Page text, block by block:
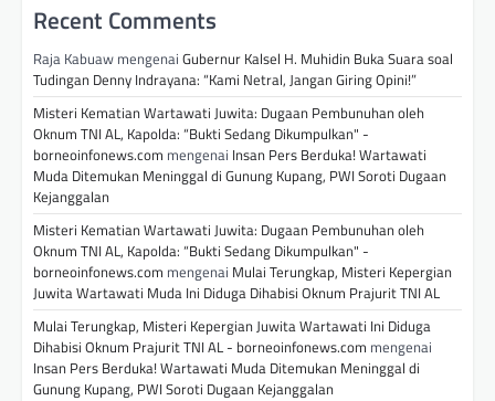
Recent Comments
Raja Kabuaw mengenai Gubernur Kalsel H. Muhidin Buka Suara soal
Tudingan Denny Indrayana: “Kami Netral, Jangan Giring Opini!”
Misteri Kematian Wartawati Juwita: Dugaan Pembunuhan oleh
Oknum TNI AL, Kapolda: “Bukti Sedang Dikumpulkan" -
borneoinfonews.com mengenai Insan Pers Berduka! Wartawati
Muda Ditemukan Meninggal di Gunung Kupang, PWI Soroti Dugaan
Kejanggalan
Misteri Kematian Wartawati Juwita: Dugaan Pembunuhan oleh
Oknum TNI AL, Kapolda: “Bukti Sedang Dikumpulkan" -
borneoinfonews.com mengenai Mulai Terungkap, Misteri Kepergian
Juwita Wartawati Muda Ini Diduga Dihabisi Oknum Prajurit TNI AL
Mulai Terungkap, Misteri Kepergian Juwita Wartawati Ini Diduga
Dihabisi Oknum Prajurit TNI AL - borneoinfonews.com mengenai
Insan Pers Berduka! Wartawati Muda Ditemukan Meninggal di
Gunung Kupang, PWI Soroti Dugaan Kejanggalan